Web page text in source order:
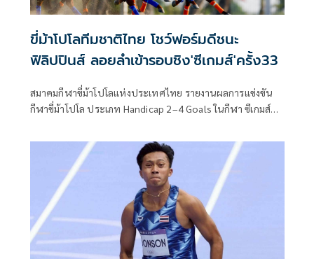
ขี่ม้าโปโลทีมชาติไทย โชว์ฟอร์มดีชนะ
ฟิลิปปินส์ ลอยลำเข้ารอบชิง'ซีเกมส์'ครั้ง33
สมาคมกีฬาขี่ม้าโปโลแห่งประเทศไทย รายงานผลการแข่งขัน
กีฬาขี่ม้าโปโล ประเภท Handicap 2–4 Goals ในกีฬา ซีเกมส์
ทีมชาติฟิลิปปินส์ ยังคงโชว์ฟอร์มยอดเยี่ยม เดินหน้าเก็บ
ชัยชนะด้วยสกอร์ขาดลอย 11:1.5 ประตู ผ่านเข้าสู่รอบชิงชนะ
เลิศอย่างสง่างาม โดยผู้เล่นชุดหลัก ประกอบด้วย อัยยวัฒน์ ศรี
วัฒนประภา, อภิเชษฐ์ ศรีวัฒนประภา, ธนาศิลป์ เชื้อวังคำ และ
ณัฐพงศ์ ประทุมลี